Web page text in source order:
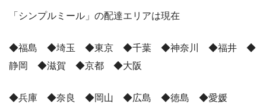
「シンプルミール」の配達エリアは現在
◆福島 ◆埼玉 ◆東京 ◆千葉 ◆神奈川 ◆福井 ◆
静岡 ◆滋賀 ◆京都 ◆大阪
◆兵庫 ◆奈良 ◆岡山 ◆広島 ◆徳島 ◆愛媛